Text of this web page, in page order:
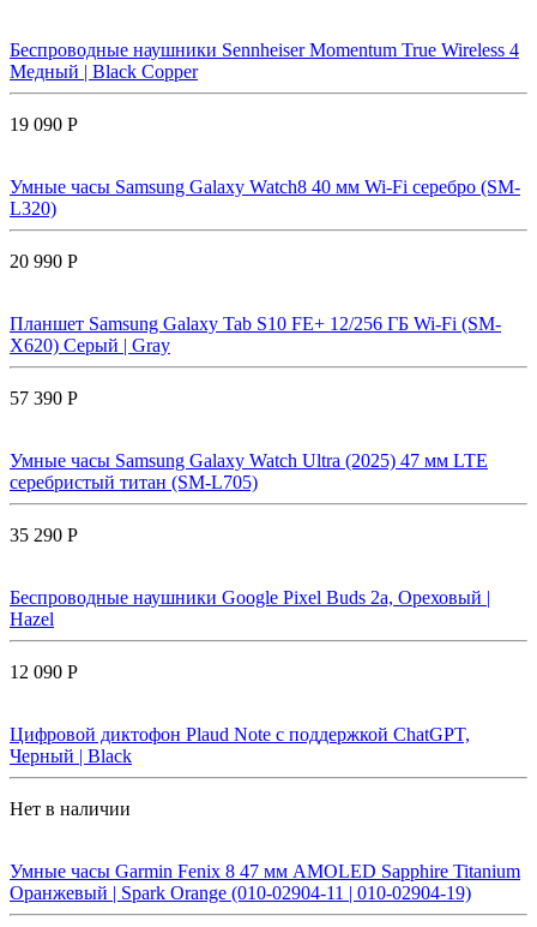
Беспроводные наушники Sennheiser Momentum True Wireless 4
Медный | Black Copper
19 090 Р
Умные часы Samsung Galaxy Watch8 40 мм Wi-Fi серебро (SM-
L320)
20 990 Р
Планшет Samsung Galaxy Tab S10 FE+ 12/256 ГБ Wi-Fi (SM-
X620) Серый | Gray
57 390 Р
Умные часы Samsung Galaxy Watch Ultra (2025) 47 мм LTE
серебристый титан (SM-L705)
35 290 Р
Беспроводные наушники Google Pixel Buds 2a, Ореховый |
Hazel
12 090 Р
Цифровой диктофон Plaud Note с поддержкой ChatGPT,
Черный | Black
Нет в наличии
Умные часы Garmin Fenix 8 47 мм AMOLED Sapphire Titanium
Оранжевый | Spark Orange (010-02904-11 | 010-02904-19)